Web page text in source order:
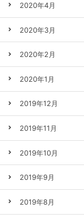
2020年4月
2020年3月
2020年2月
2020年1月
2019年12月
2019年11月
2019年10月
2019年9月
2019年8月